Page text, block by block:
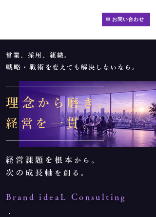
✉ お問い合わせ
​営業、採用、組織。
戦略・戦術 を変えても解決しないなら。
理念 から磨き、
経営を 一貫。
経営課題を根本 から。
​次の成長軸 を創る。
​Brand ideaL Consulting